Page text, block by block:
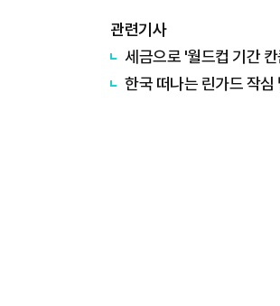
관련기사
세금으로 '월드컵 기간
한국 떠나는 린가드 작심